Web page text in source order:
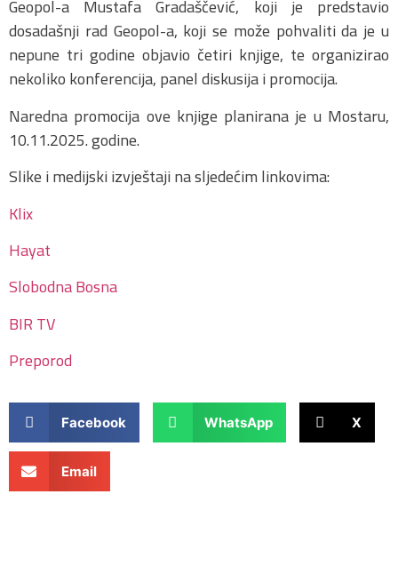
Geopol-a Mustafa Gradaščević, koji je predstavio
dosadašnji rad Geopol-a, koji se može pohvaliti da je u
nepune tri godine objavio četiri knjige, te organizirao
nekoliko konferencija, panel diskusija i promocija.
Naredna promocija ove knjige planirana je u Mostaru,
10.11.2025. godine.
Slike i medijski izvještaji na sljedećim linkovima:
Klix
Hayat
Slobodna Bosna
BIR TV
Preporod
Facebook WhatsApp X
Email